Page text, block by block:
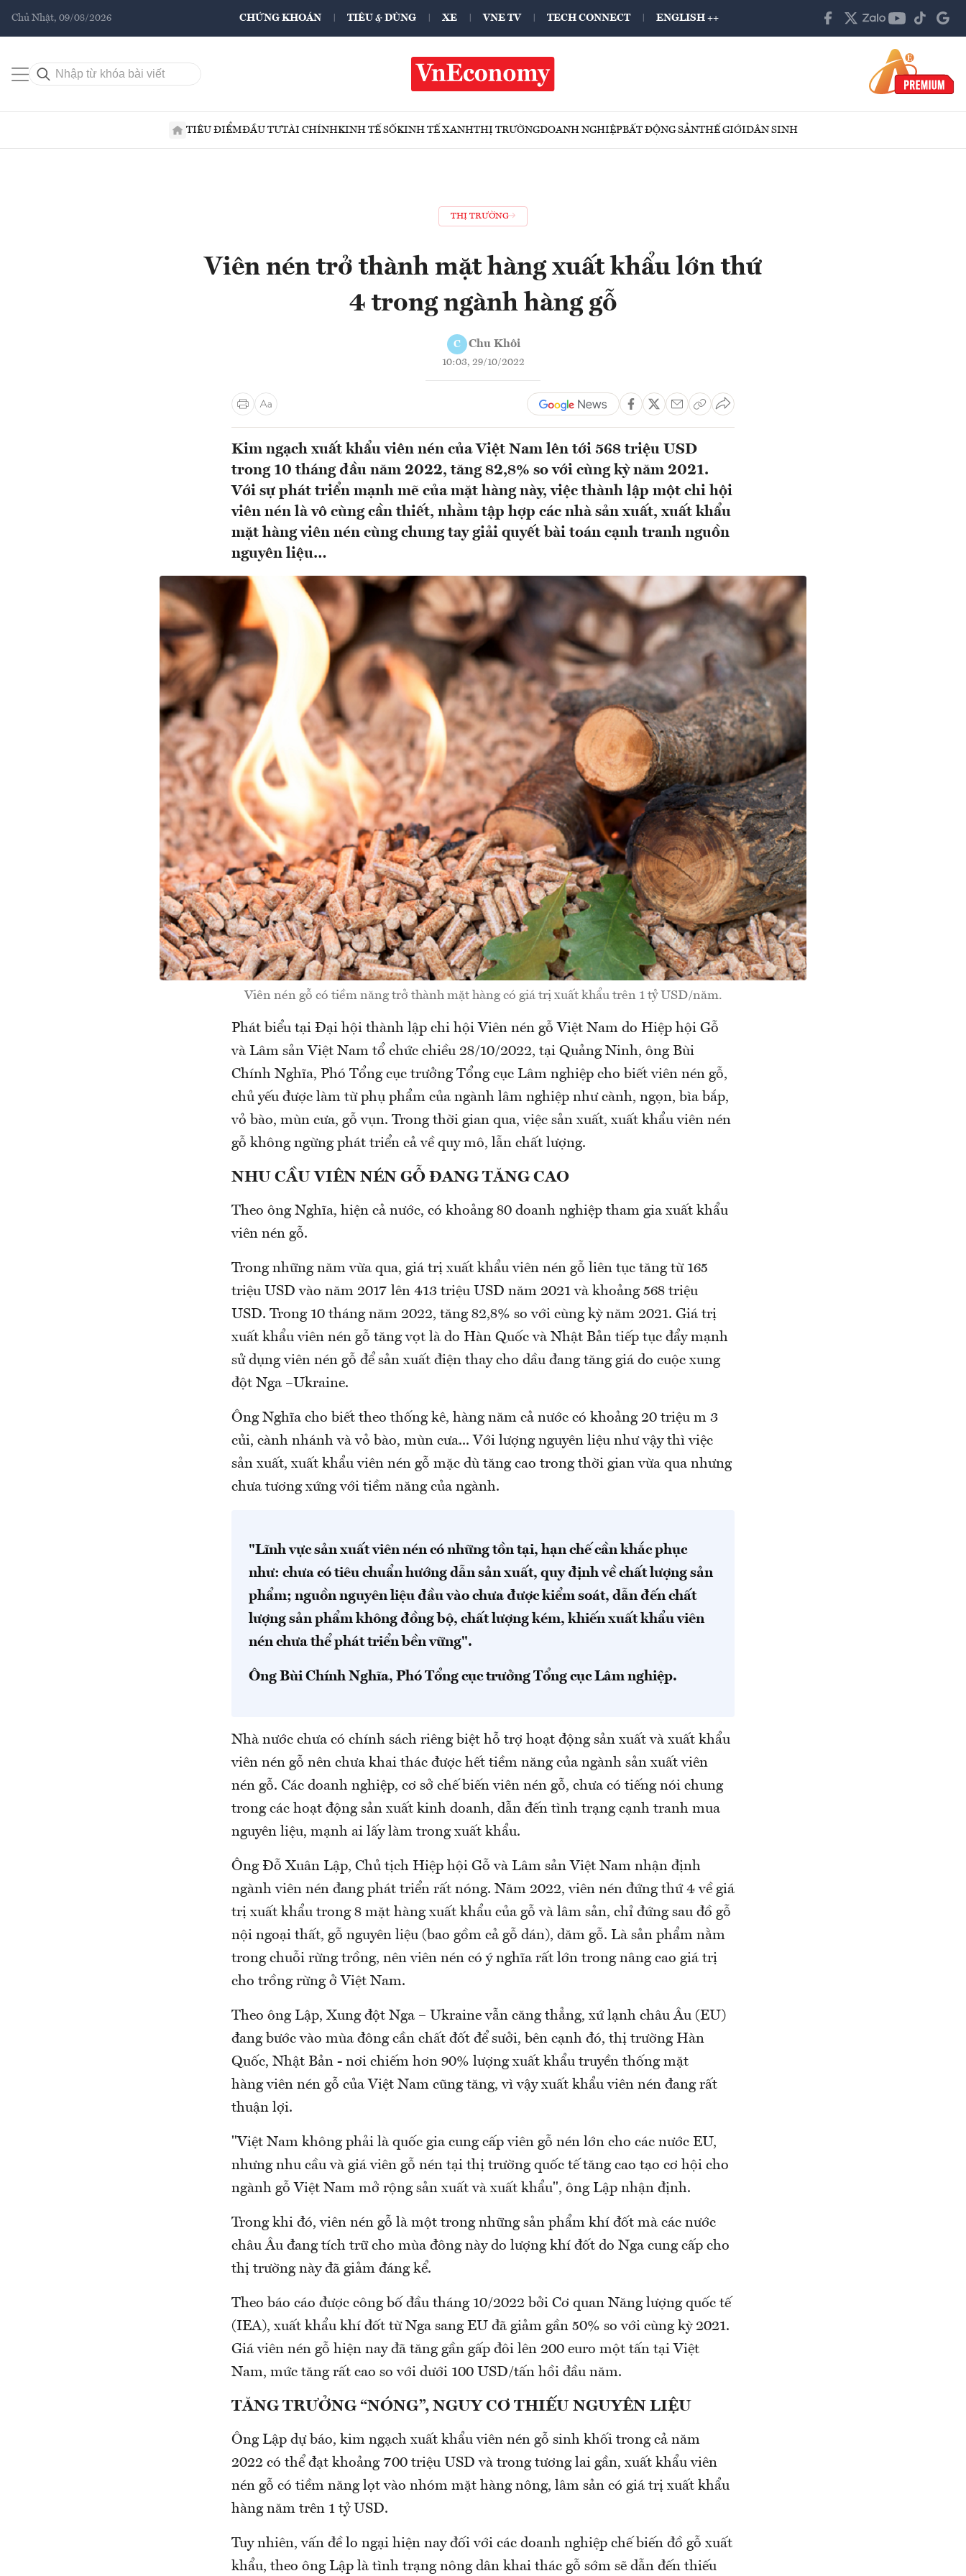
Chủ Nhật, 09/08/2026 CHỨNG KHOÁN TIÊU & DÙNG XE VNE TV TECH CONNECT ENGLISH ++
TIÊU ĐIỂMĐẦU TƯTÀI CHÍNHKINH TẾ SỐKINH TẾ XANHTHỊ TRƯỜNGDOANH NGHIỆPBẤT ĐỘNG SẢNTHẾ GIỚIDÂN SINH
THỊ TRƯỜNG
Viên nén trở thành mặt hàng xuất khẩu lớn thứ
4 trong ngành hàng gỗ
C Chu Khôi
10:03, 29/10/2022
Kim ngạch xuất khẩu viên nén của Việt Nam lên tới 568 triệu USD
trong 10 tháng đầu năm 2022, tăng 82,8% so với cùng kỳ năm 2021.
Với sự phát triển mạnh mẽ của mặt hàng này, việc thành lập một chi hội
viên nén là vô cùng cần thiết, nhằm tập hợp các nhà sản xuất, xuất khẩu
mặt hàng viên nén cùng chung tay giải quyết bài toán cạnh tranh nguồn
nguyên liệu…
Viên nén gỗ có tiềm năng trở thành mặt hàng có giá trị xuất khẩu trên 1 tỷ USD/năm.
Phát biểu tại Đại hội thành lập chi hội Viên nén gỗ Việt Nam do Hiệp hội Gỗ
và Lâm sản Việt Nam tổ chức chiều 28/10/2022, tại Quảng Ninh, ông Bùi
Chính Nghĩa, Phó Tổng cục trưởng Tổng cục Lâm nghiệp cho biết viên nén gỗ,
chủ yếu được làm từ phụ phẩm của ngành lâm nghiệp như cành, ngọn, bìa bắp,
vỏ bào, mùn cưa, gỗ vụn. Trong thời gian qua, việc sản xuất, xuất khẩu viên nén
gỗ không ngừng phát triển cả về quy mô, lẫn chất lượng.
NHU CẦU VIÊN NÉN GỖ ĐANG TĂNG CAO
Theo ông Nghĩa, hiện cả nước, có khoảng 80 doanh nghiệp tham gia xuất khẩu
viên nén gỗ.
Trong những năm vừa qua, giá trị xuất khẩu viên nén gỗ liên tục tăng từ 165
triệu USD vào năm 2017 lên 413 triệu USD năm 2021 và khoảng 568 triệu
USD. Trong 10 tháng năm 2022, tăng 82,8% so với cùng kỳ năm 2021. Giá trị
xuất khẩu viên nén gỗ tăng vọt là do Hàn Quốc và Nhật Bản tiếp tục đẩy mạnh
sử dụng viên nén gỗ để sản xuất điện thay cho dầu đang tăng giá do cuộc xung
đột Nga –Ukraine.
Ông Nghĩa cho biết theo thống kê, hàng năm cả nước có khoảng 20 triệu m 3
củi, cành nhánh và vỏ bào, mùn cưa... Với lượng nguyên liệu như vậy thì việc
sản xuất, xuất khẩu viên nén gỗ mặc dù tăng cao trong thời gian vừa qua nhưng
chưa tương xứng với tiềm năng của ngành.
"Lĩnh vực sản xuất viên nén có những tồn tại, hạn chế cần khắc phục
như: chưa có tiêu chuẩn hướng dẫn sản xuất, quy định về chất lượng sản
phẩm; nguồn nguyên liệu đầu vào chưa được kiểm soát, dẫn đến chất
lượng sản phẩm không đồng bộ, chất lượng kém, khiến xuất khẩu viên
nén chưa thể phát triển bền vững".
Ông Bùi Chính Nghĩa, Phó Tổng cục trưởng Tổng cục Lâm nghiệp.
Nhà nước chưa có chính sách riêng biệt hỗ trợ hoạt động sản xuất và xuất khẩu
viên nén gỗ nên chưa khai thác được hết tiềm năng của ngành sản xuất viên
nén gỗ. Các doanh nghiệp, cơ sở chế biến viên nén gỗ, chưa có tiếng nói chung
trong các hoạt động sản xuất kinh doanh, dẫn đến tình trạng cạnh tranh mua
nguyên liệu, mạnh ai lấy làm trong xuất khẩu.
Ông Đỗ Xuân Lập, Chủ tịch Hiệp hội Gỗ và Lâm sản Việt Nam nhận định
ngành viên nén đang phát triển rất nóng. Năm 2022, viên nén đứng thứ 4 về giá
trị xuất khẩu trong 8 mặt hàng xuất khẩu của gỗ và lâm sản, chỉ đứng sau đồ gỗ
nội ngoại thất, gỗ nguyên liệu (bao gồm cả gỗ dán), dăm gỗ. Là sản phẩm nằm
trong chuỗi rừng trồng, nên viên nén có ý nghĩa rất lớn trong nâng cao giá trị
cho trồng rừng ở Việt Nam.
Theo ông Lập, Xung đột Nga – Ukraine vẫn căng thẳng, xứ lạnh châu Âu (EU)
đang bước vào mùa đông cần chất đốt để sưởi, bên cạnh đó, thị trường Hàn
Quốc, Nhật Bản - nơi chiếm hơn 90% lượng xuất khẩu truyền thống mặt
hàng viên nén gỗ của Việt Nam cũng tăng, vì vậy xuất khẩu viên nén đang rất
thuận lợi.
"Việt Nam không phải là quốc gia cung cấp viên gỗ nén lớn cho các nước EU,
nhưng nhu cầu và giá viên gỗ nén tại thị trường quốc tế tăng cao tạo cơ hội cho
ngành gỗ Việt Nam mở rộng sản xuất và xuất khẩu", ông Lập nhận định.
Trong khi đó, viên nén gỗ là một trong những sản phẩm khí đốt mà các nước
châu Âu đang tích trữ cho mùa đông này do lượng khí đốt do Nga cung cấp cho
thị trường này đã giảm đáng kể.
Theo báo cáo được công bố đầu tháng 10/2022 bởi Cơ quan Năng lượng quốc tế
(IEA), xuất khẩu khí đốt từ Nga sang EU đã giảm gần 50% so với cùng kỳ 2021.
Giá viên nén gỗ hiện nay đã tăng gần gấp đôi lên 200 euro một tấn tại Việt
Nam, mức tăng rất cao so với dưới 100 USD/tấn hồi đầu năm.
TĂNG TRƯỞNG “NÓNG”, NGUY CƠ THIẾU NGUYÊN LIỆU
Ông Lập dự báo, kim ngạch xuất khẩu viên nén gỗ sinh khối trong cả năm
2022 có thể đạt khoảng 700 triệu USD và trong tương lai gần, xuất khẩu viên
nén gỗ có tiềm năng lọt vào nhóm mặt hàng nông, lâm sản có giá trị xuất khẩu
hàng năm trên 1 tỷ USD.
Tuy nhiên, vấn đề lo ngại hiện nay đối với các doanh nghiệp chế biến đồ gỗ xuất
khẩu, theo ông Lập là tình trạng nông dân khai thác gỗ sớm sẽ dẫn đến thiếu